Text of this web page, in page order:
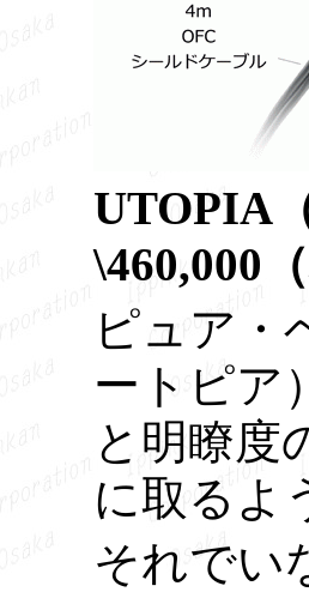
UTOPIA
\460,000
ピュア・
ートピア
と明瞭度
に取るよ
それでい